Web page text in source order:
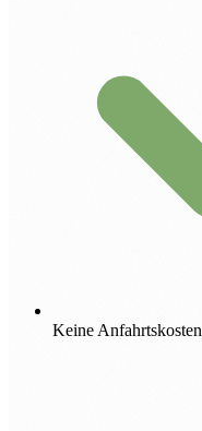
Keine Anfahrtskosten